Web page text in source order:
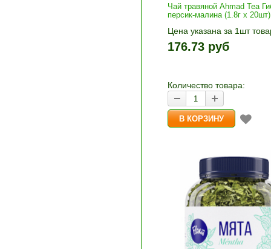
Чай травяной Ahmad Tea
персик-малина (1.8г x
Цена указана за 1шт
1шт прибавляется
и «-». Выберите нужное
176.73 руб
Количество товара: